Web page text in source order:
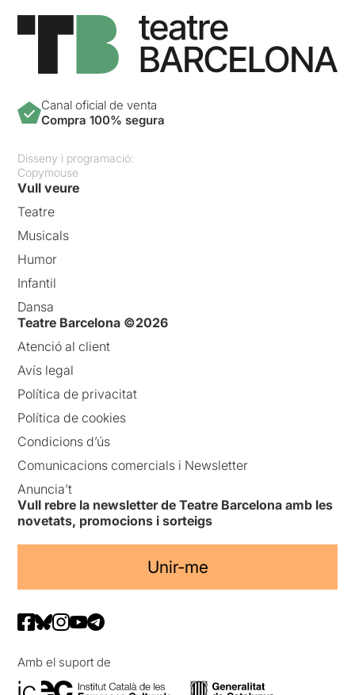
Canal oficial de venta
Compra 100% segura
Disseny i programació:
Copymouse
Vull veure
Teatre
Musicals
Humor
Infantil
Dansa
Teatre Barcelona ©2026
Atenció al client
Avís legal
Política de privacitat
Política de cookies
Condicions d’ús
Comunicacions comercials i Newsletter
Anuncia’t
Vull rebre la newsletter de Teatre Barcelona amb les
novetats, promocions i sorteigs
Unir-me
Amb el suport de